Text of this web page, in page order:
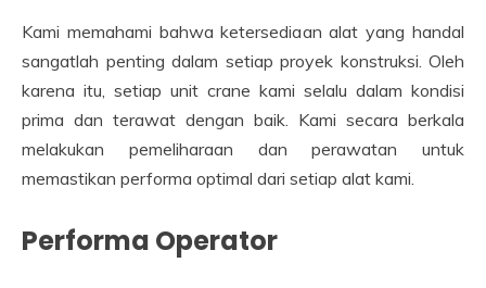
Kami memahami bahwa ketersediaan alat yang handal
sangatlah penting dalam setiap proyek konstruksi. Oleh
karena itu, setiap unit crane kami selalu dalam kondisi
prima dan terawat dengan baik. Kami secara berkala
melakukan pemeliharaan dan perawatan untuk
memastikan performa optimal dari setiap alat kami.
Performa Operator